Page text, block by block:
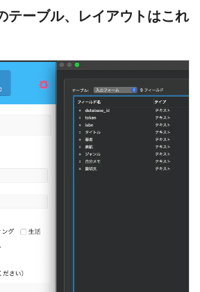
テーブル、レイアウトはこれ